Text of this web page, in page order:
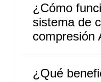
¿Cómo
sistema de
compresión
¿Qué